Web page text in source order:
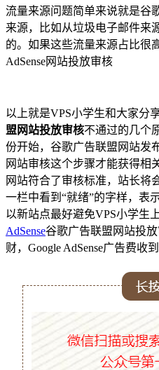
流量来源问题简单来说就是谷
来源，比如从垃圾电子邮件来
的。如果这些流量来源占比很
AdSense网站投放审核
以上就是VPS小学生和大家分
盟网站投放审核不通过的几个
份开始，谷歌广告联盟网站发
网站审核这个步骤才能获得相
网站符合了审核标准，站长将
一栏中看到“就绪”的字样，表
以新站点最好避免VPS小学生
AdSense谷歌广告联盟网站投
财，Google AdSense广告费收到